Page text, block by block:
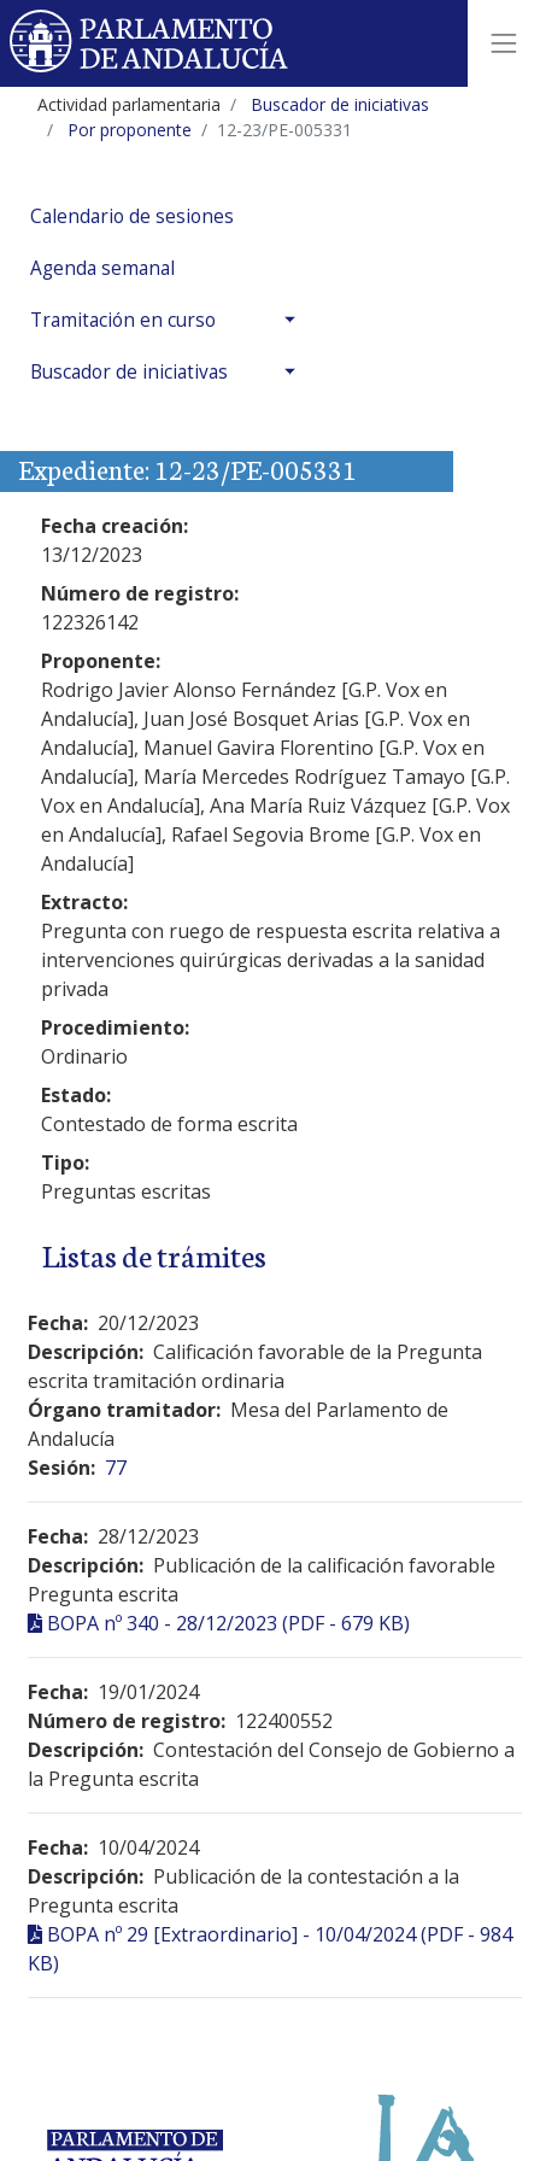
Actividad parlamentaria
Buscador de iniciativas
Por proponente
12-23/PE-005331
Calendario de sesiones
Agenda semanal
Tramitación en curso
Buscador de iniciativas
Expediente: 12-23/PE-005331
Fecha creación:
13/12/2023
Número de registro:
122326142
Proponente:
Rodrigo Javier Alonso Fernández [G.P. Vox en
Andalucía], Juan José Bosquet Arias [G.P. Vox en
Andalucía], Manuel Gavira Florentino [G.P. Vox en
Andalucía], María Mercedes Rodríguez Tamayo [G.P.
Vox en Andalucía], Ana María Ruiz Vázquez [G.P. Vox
en Andalucía], Rafael Segovia Brome [G.P. Vox en
Andalucía]
Extracto:
Pregunta con ruego de respuesta escrita relativa a
intervenciones quirúrgicas derivadas a la sanidad
privada
Procedimiento:
Ordinario
Estado:
Contestado de forma escrita
Tipo:
Preguntas escritas
Listas de trámites
Fecha: 20/12/2023
Descripción: Calificación favorable de la Pregunta
escrita tramitación ordinaria
Órgano tramitador: Mesa del Parlamento de
Andalucía
Sesión: 77
Fecha: 28/12/2023
Descripción: Publicación de la calificación favorable
Pregunta escrita
BOPA nº 340 - 28/12/2023 (PDF - 679 KB)
Fecha: 19/01/2024
Número de registro: 122400552
Descripción: Contestación del Consejo de Gobierno a
la Pregunta escrita
Fecha: 10/04/2024
Descripción: Publicación de la contestación a la
Pregunta escrita
BOPA nº 29 [Extraordinario] - 10/04/2024 (PDF - 984
KB)